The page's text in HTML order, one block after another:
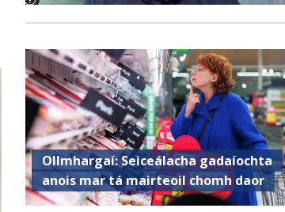
Ollmhargaí: Seiceálacha gadaíochta
anois mar tá mairteoil chomh daor